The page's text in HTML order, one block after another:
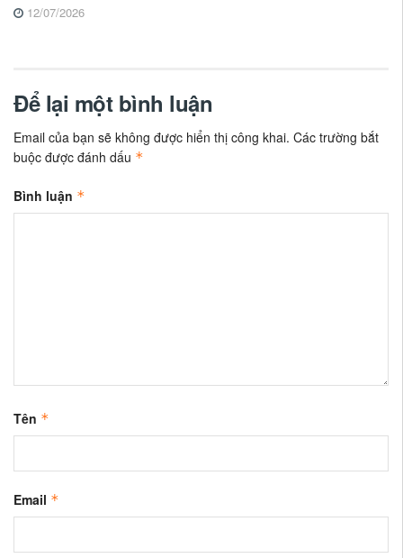
12/07/2026
Để lại một bình luận
Email của bạn sẽ không được hiển thị công khai. Các trường bắt
buộc được đánh dấu *
Bình luận *
Tên *
Email *